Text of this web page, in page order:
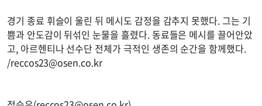
경기 종료 휘슬이 울린 뒤 메시도 감정을 감추지 못했다. 그는 기
쁨과 안도감이 뒤섞인 눈물을 흘렸다. 동료들은 메시를 끌어안았
고, 아르헨티나 선수단 전체가 극적인 생존의 순간을 함께했다.
/reccos23@osen.co.kr